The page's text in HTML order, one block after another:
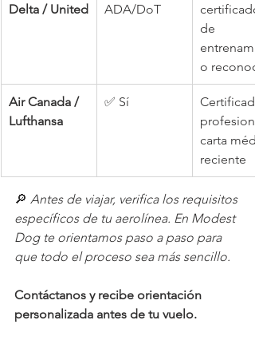
Delta / United
ADA/DoT
de
o
Air Canada /
Lufthansa
✅ Sí
carta
reciente
🔎 Antes de viajar, verifica los requisitos
específicos de tu aerolínea. En Modest
Dog te orientamos paso a paso para
que todo el proceso sea más sencillo.
Contáctanos y recibe orientación
personalizada antes de tu vuelo.